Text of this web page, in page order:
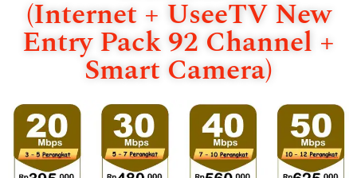
(Internet + UseeTV New
Entry Pack 92 Channel +
Smart Camera)